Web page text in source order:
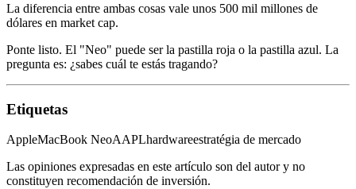
La diferencia entre ambas cosas vale unos 500 mil millones de
dólares en market cap.
Ponte listo. El "Neo" puede ser la pastilla roja o la pastilla azul. La
pregunta es: ¿sabes cuál te estás tragando?
Etiquetas
AppleMacBook NeoAAPLhardwareestratégia de mercado
Las opiniones expresadas en este artículo son del autor y no
constituyen recomendación de inversión.